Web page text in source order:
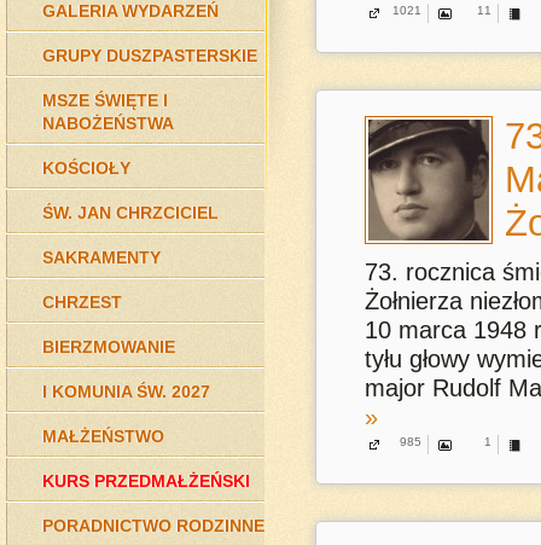
GALERIA WYDARZEŃ
GRUPY DUSZPASTERSKIE
MSZE ŚWIĘTE I
NABOŻEŃSTWA
KOŚCIOŁY
ŚW. JAN CHRZCICIEL
SAKRAMENTY
CHRZEST
BIERZMOWANIE
I KOMUNIA ŚW. 2027
MAŁŻEŃSTWO
KURS PRZEDMAŁŻEŃSKI
PORADNICTWO RODZINNE
1021 11
73. rocznica
Żołnierza
10 marca 1948
tyłu głowy
major Rudolf
»
985 1